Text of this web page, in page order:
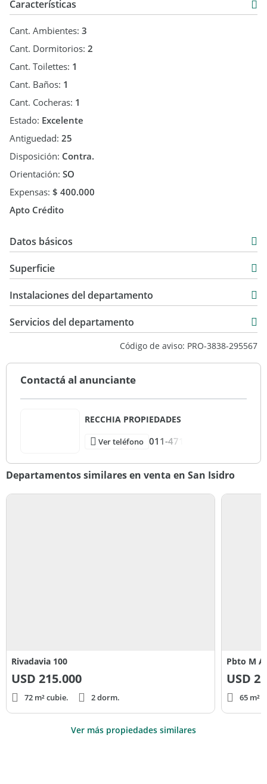
Características
Cant. Ambientes: 3
Cant. Dormitorios: 2
Cant. Toilettes: 1
Cant. Baños: 1
Cant. Cocheras: 1
Estado: Excelente
Antiguedad: 25
Disposición: Contra.
Orientación: SO
Expensas: $ 400.000
Apto Crédito
Datos básicos
Venta
USD 230.000
Superficie
30 m2
108 m2
Instalaciones del departamento
Servicios del departamento
Código de aviso: PRO-3838-295567
Contactá al anunciante
RECCHIA PROPIEDADES
Ver teléfono 011-471
Departamentos similares en venta en San Isidro
Rivadavia 100
USD 215.000
72 m² cubie. 2 dorm.
Pbto M
USD
65 m²
Ver más propiedades similares